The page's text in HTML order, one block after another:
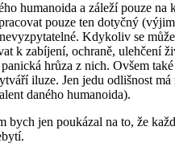
humanoida a záleží pouze
pouze ten dotyčný
Kdykoliv se
k zabíjení, ochraně, ulehčení
hrůza z nich. Ovšem
iluze. Jen jedu odlišnost
daného humanoida).
jen poukázal na to, že